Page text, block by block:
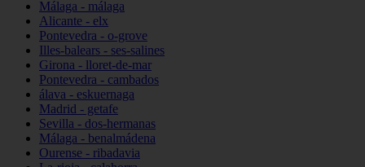
Málaga - málaga
Alicante - elx
Pontevedra - o-grove
Illes-balears - ses-salines
Girona - lloret-de-mar
Pontevedra - cambados
álava - eskuernaga
Madrid - getafe
Sevilla - dos-hermanas
Málaga - benalmádena
Ourense - ribadavia